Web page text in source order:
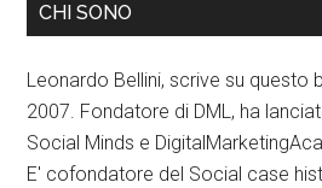
CHI SONO
Leonardo Bellini, scrive su questo
2007. Fondatore di DML, ha
Social Minds e
E' cofondatore del Social case